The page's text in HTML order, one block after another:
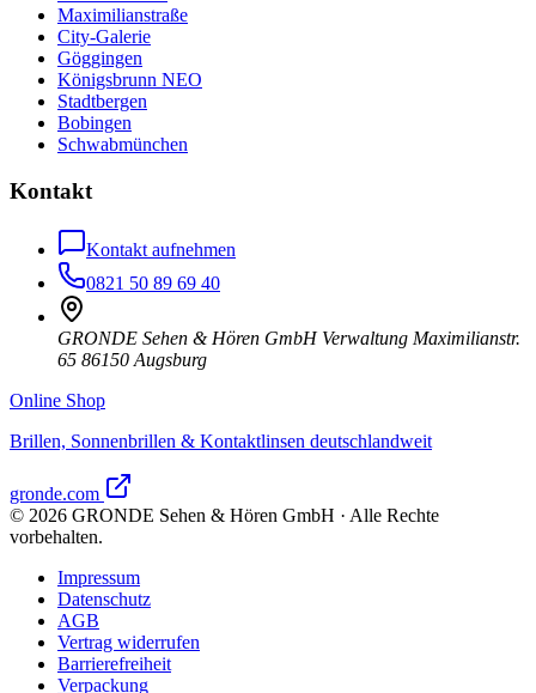
Maximilianstraße
City-Galerie
Göggingen
Königsbrunn NEO
Stadtbergen
Bobingen
Schwabmünchen
Kontakt
Kontakt aufnehmen
0821 50 89 69 40
GRONDE Sehen & Hören GmbH Verwaltung Maximilianstr.
65 86150 Augsburg
Online Shop
Brillen, Sonnenbrillen & Kontaktlinsen deutschlandweit
gronde.com
© 2026 GRONDE Sehen & Hören GmbH · Alle Rechte
vorbehalten.
Impressum
Datenschutz
AGB
Vertrag widerrufen
Barrierefreiheit
Verpackung